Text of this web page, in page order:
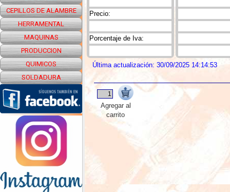
CEPILLOS DE ALAMBRE
HERRAMENTAL
MAQUINAS
PRODUCCION
QUIMICOS
SOLDADURA
Precio:
Porcentaje de Iva:
Última actualización: 30/09/2025 14:14:53
Agregar al
carrito